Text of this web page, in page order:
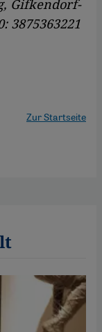
Gifkendorf-
3875363221
Zur Startseite